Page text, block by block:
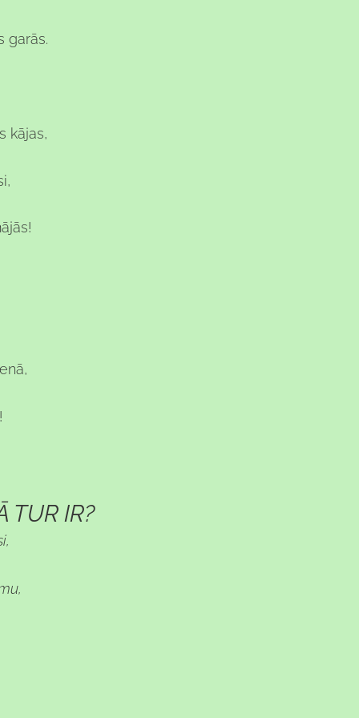
garās.
kājas,
TUR IR?